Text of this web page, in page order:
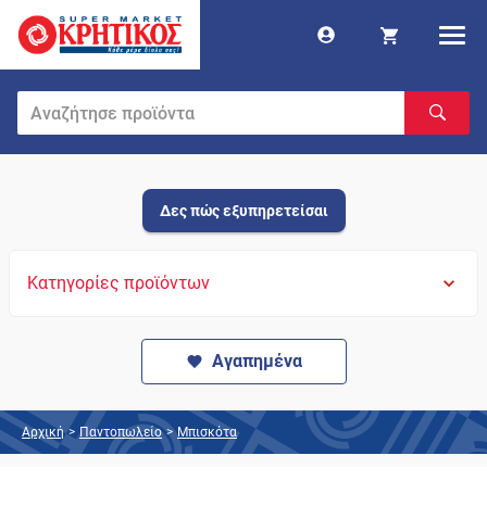
Δες πώς εξυπηρετείσαι
Κατηγορίες προϊόντων
Αγαπημένα
Αρχική > Παντοπωλείο > Μπισκότα